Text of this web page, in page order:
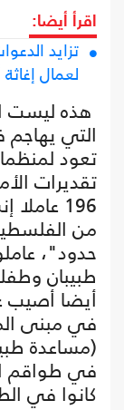
اقرأ أيضا:
تزايد
لعمال
هذه ليست
التي
تعود
تقديرات
من
حدود"،
طبيبان
أيضا أصيب
في مبنى
في طواقم
كانوا في